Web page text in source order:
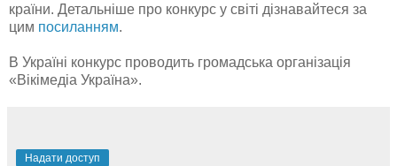
країни. Детальніше про конкурс у світі дізнавайтеся за
цим посиланням.
В Україні конкурс проводить громадська організація
«Вікімедіа Україна».
Надати доступ